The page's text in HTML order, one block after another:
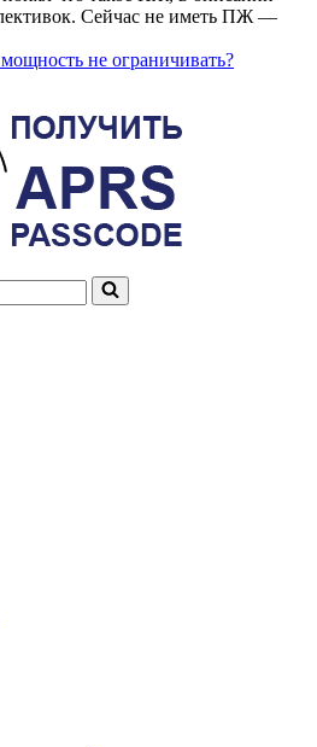
Сейчас не иметь ПЖ —
не ограничивать?